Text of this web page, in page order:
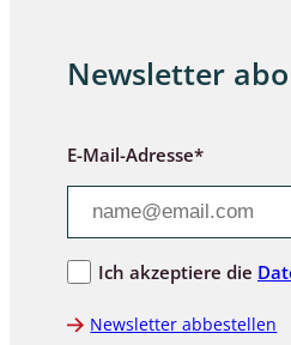
Newsletter
E-Mail-Adresse*
Ich akzeptiere die
Newsletter abbestellen